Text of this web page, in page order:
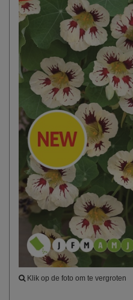
Klik op de foto om te vergroten